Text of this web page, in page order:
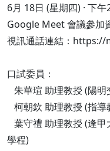
6月 18日 (星期四) · 下
Google Meet 會議參加
視訊通話連結：
口試委員：
朱華瑄 助理教授 (陽
柯朝欽 助理教授 (指
葉守禮 助理教授 (逢
學程)